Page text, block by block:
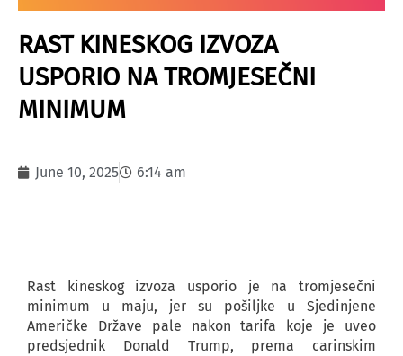
RAST KINESKOG IZVOZA
USPORIO NA TROMJESEČNI
MINIMUM
June 10, 2025 6:14 am
Rast kineskog izvoza usporio je na tromjesečni
minimum u maju, jer su pošiljke u Sjedinjene
Američke Države pale nakon tarifa koje je uveo
predsjednik Donald Trump, prema carinskim